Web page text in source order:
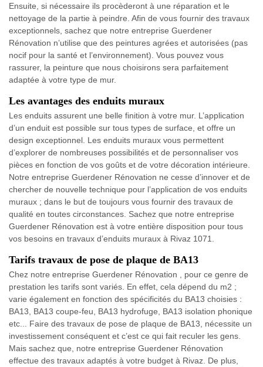
Ensuite, si nécessaire ils procèderont à une réparation et le
nettoyage de la partie à peindre. Afin de vous fournir des travaux
exceptionnels, sachez que notre entreprise Guerdener
Rénovation n’utilise que des peintures agrées et autorisées (pas
nocif pour la santé et l’environnement). Vous pouvez vous
rassurer, la peinture que nous choisirons sera parfaitement
adaptée à votre type de mur.
Les avantages des enduits muraux
Les enduits assurent une belle finition à votre mur. L’application
d’un enduit est possible sur tous types de surface, et offre un
design exceptionnel. Les enduits muraux vous permettent
d’explorer de nombreuses possibilités et de personnaliser vos
pièces en fonction de vos goûts et de votre décoration intérieure.
Notre entreprise Guerdener Rénovation ne cesse d’innover et de
chercher de nouvelle technique pour l’application de vos enduits
muraux ; dans le but de toujours vous fournir des travaux de
qualité en toutes circonstances. Sachez que notre entreprise
Guerdener Rénovation est à votre entière disposition pour tous
vos besoins en travaux d’enduits muraux à Rivaz 1071.
Tarifs travaux de pose de plaque de BA13
Chez notre entreprise Guerdener Rénovation , pour ce genre de
prestation les tarifs sont variés. En effet, cela dépend du m2 ;
varie également en fonction des spécificités du BA13 choisies :
BA13, BA13 coupe-feu, BA13 hydrofuge, BA13 isolation phonique
etc... Faire des travaux de pose de plaque de BA13, nécessite un
investissement conséquent et c’est ce qui fait reculer les gens.
Mais sachez que, notre entreprise Guerdener Rénovation
effectue des travaux adaptés à votre budget à Rivaz. De plus,